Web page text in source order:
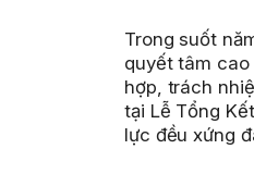
Trong suốt
quyết tâm
hợp, trách
tại Lễ Tổng
lực đều xứng